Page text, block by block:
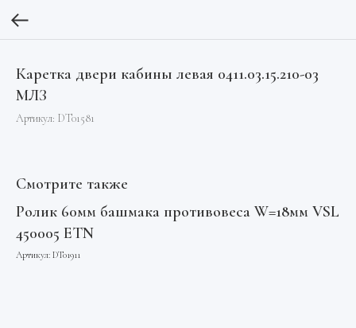
Каретка двери кабины левая 0411.03.15.210-03
МЛЗ
Артикул: DT01581
Смотрите также
Ролик 60мм башмака противовеса W=18мм VSL
450005 ETN
Артикул: DT01911